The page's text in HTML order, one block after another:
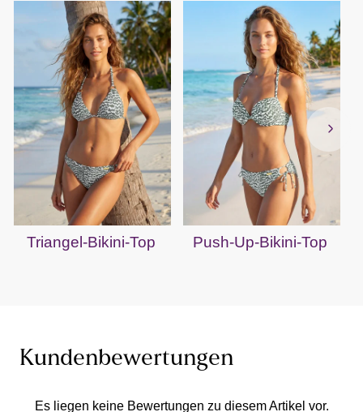
Triangel-Bikini-Top Push-Up-Bikini-Top
Kundenbewertungen
Es liegen keine Bewertungen zu diesem Artikel vor.